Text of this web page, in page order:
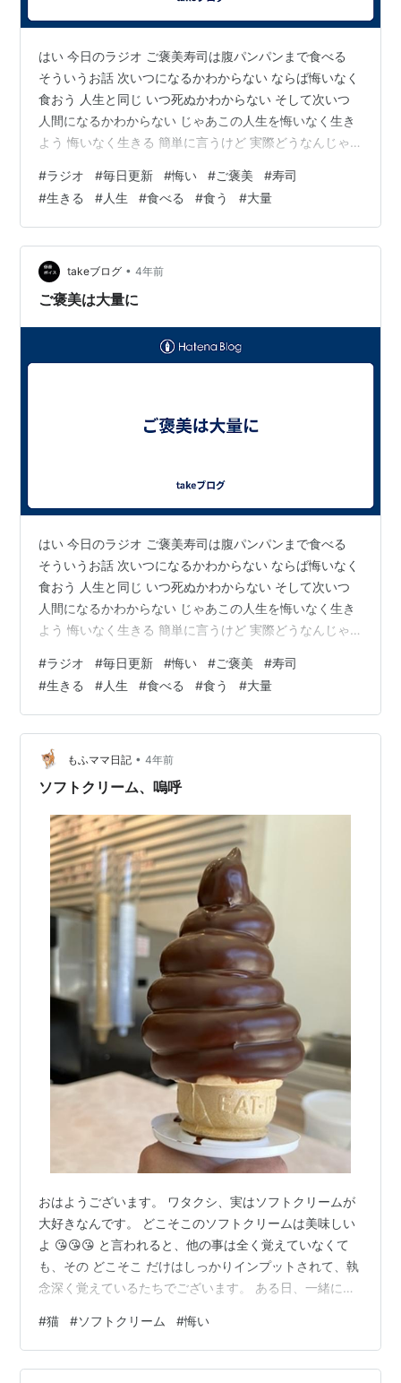
はい 今日のラジオ ご褒美寿司は腹パンパンまで食べる
そういうお話 次いつになるかわからない ならば悔いなく
食おう 人生と同じ いつ死ぬかわからない そして次いつ
人間になるかわからない じゃあこの人生を悔いなく生き
よう 悔いなく生きる 簡単に言うけど 実際どうなんじゃ
#ラジオ #毎日更新 #悔い #ご褒美 #寿司
#生きる #人生 #食べる #食う #大量
takeブログ • 4年前
ご褒美は大量に
はい 今日のラジオ ご褒美寿司は腹パンパンまで食べる
そういうお話 次いつになるかわからない ならば悔いなく
食おう 人生と同じ いつ死ぬかわからない そして次いつ
人間になるかわからない じゃあこの人生を悔いなく生き
よう 悔いなく生きる 簡単に言うけど 実際どうなんじゃ
#ラジオ #毎日更新 #悔い #ご褒美 #寿司
#生きる #人生 #食べる #食う #大量
もふママ日記 • 4年前
ソフトクリーム、嗚呼
おはようございます。 ワタクシ、実はソフトクリームが
大好きなんです。 どこそこのソフトクリームは美味しい
よ 😘😘😘 と言われると、他の事は全く覚えていなくて
も、その どこそこ だけはしっかりインプットされて、執
念深く覚えているたちでございます。 ある日、一緒にテ
近オープンしたノーマルってソフトクリーム屋さん、知
ってる？ ええええええ！ソフトクリーㇺ？ あいや、姐さ
ん、聞捨てならないことを仰る！で？ テニスなんかソッ
#猫 #ソフトクリーム #悔い